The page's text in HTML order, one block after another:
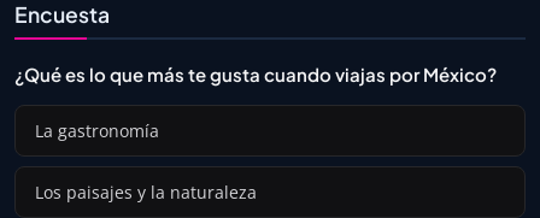
Encuesta
¿Qué es lo que más te gusta cuando viajas por México?
La gastronomía
Los paisajes y la naturaleza